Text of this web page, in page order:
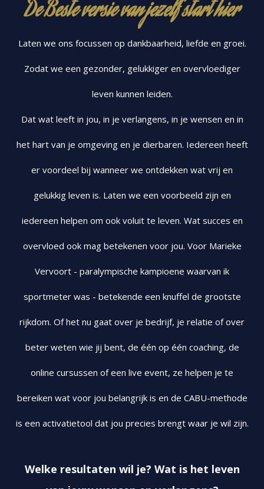
De Beste versie van jezelf start hier
Laten we ons focussen op dankbaarheid, liefde en groei.
Zodat we een gezonder, gelukkiger en overvloediger
leven kunnen leiden.
Dat wat leeft in jou, in je verlangens, in je wensen en in
het hart van je omgeving en je dierbaren. Iedereen heeft
er voordeel bij wanneer we ontdekken wat vrij en
gelukkig leven is. Laten we een voorbeeld zijn en
iedereen helpen om ook voluit te leven. Wat succes en
overvloed ook mag betekenen voor jou. Voor Marieke
Vervoort - paralympische kampioene waarvan ik
sportmeter was - betekende een knuffel de grootste
rijkdom. Of het nu gaat over je bedrijf, je relatie of over
beter weten wie jij bent, de één op één coaching, de
online cursussen of een live event, ze helpen je te
bereiken wat voor jou belangrijk is en de CABU-methode
is een activatietool dat jou precies brengt waar je wil zijn.
Welke resultaten wil je? Wat is het leven